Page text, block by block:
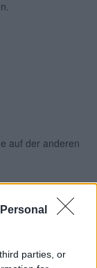
parties, or
auf der anderen